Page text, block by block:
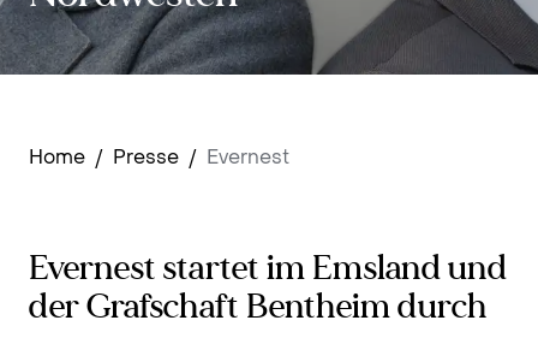
Home / Presse / Evernest
Evernest startet im Emsland und
der Grafschaft Bentheim durch